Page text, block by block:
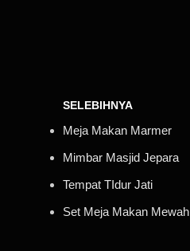
SELEBIHNYA
Meja Makan Marmer
Mimbar Masjid Jepara
Tempat TIdur Jati
Set Meja Makan Mewah